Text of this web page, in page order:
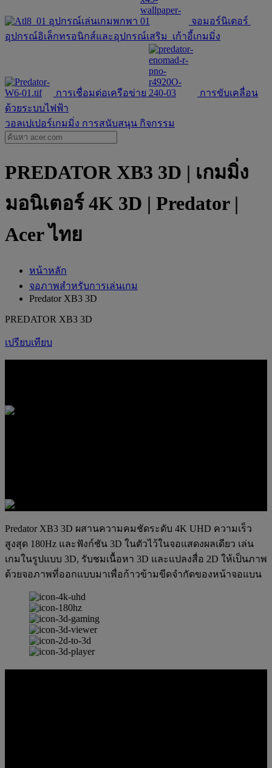
อุปกรณ์เล่นเกมพกพา
จอมอร์นิเตอร์
อุปกรณ์อิเล็กทรอนิกส์และอุปกรณ์เสริม
เก้าอี้เกมมิ่ง
การเชื่อมต่อเครือข่าย
การขับเคลื่อน
ด้วยระบบไฟฟ้า
วอลเปเปอร์เกมมิ่ง การสนับสนุน กิจกรรม
PREDATOR XB3 3D | เกมมิ่ง
มอนิเตอร์ 4K 3D | Predator |
Acer ไทย
หน้าหลัก
จอภาพสำหรับการเล่นเกม
Predator XB3 3D
PREDATOR XB3 3D
เปรียบเทียบ
Predator XB3 3D ผสานความคมชัดระดับ 4K UHD ความเร็ว
สูงสุด 180Hz และฟังก์ชัน 3D ในตัวไว้ในจอแสดงผลเดียว เล่น
เกมในรูปแบบ 3D, รับชมเนื้อหา 3D และแปลงสื่อ 2D ให้เป็นภาพ
ด้วยจอภาพที่ออกแบบมาเพื่อก้าวข้ามขีดจำกัดของหน้าจอแบน